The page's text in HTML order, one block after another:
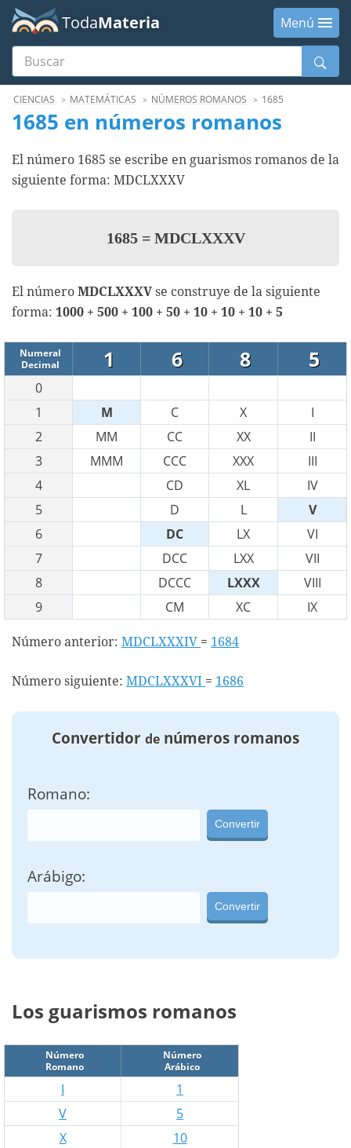
TodaMateria
Menú
Buscar
MenúCIENCIAS MATEMÁTICAS NÚMEROS ROMANOS 1685
1685 en números romanos
El número 1685 se escribe en guarismos romanos de la
siguiente forma: MDCLXXXV
1685 =MDCLXXXV
El número MDCLXXXVse construye de la siguiente
forma: 1000 + 500 + 100 + 50 + 10 + 10 + 10 + 5
Numeral
Decimal
1 6 8 5
0
1
M C X
I
2
MM CC XX
II
3
MMM CCC XXX
III
4
CD XL
IV
5
D L
V
6
DC LX
VI
7
DCC LXX
VII
8
DCCC LXXX
VIII
9
CM XC IX
Número anterior: MDCLXXXIV = 1684
Número siguiente: MDCLXXXVI = 1686
Convertidor de números romanos
Romano:
Convertir
Arábigo:
Convertir
Los guarismos romanos
Número
Romano
Número
Arábico
I
1
V
5
X
10